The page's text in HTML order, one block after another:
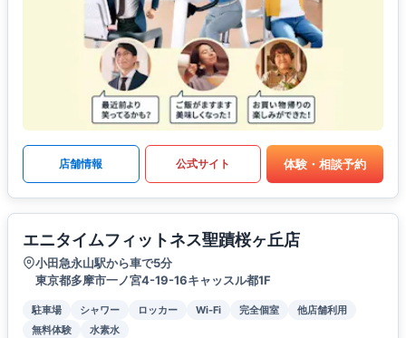
店舗情報 公式サイト 体験・相談予約
エニタイムフィットネス聖蹟桜ヶ丘店
小田急永山駅から車で5分
東京都多摩市一ノ宮4-19-16キャッスル都1F
駐車場 シャワー ロッカー Wi-Fi 完全個室
他店舗利用
無料体験
水素水